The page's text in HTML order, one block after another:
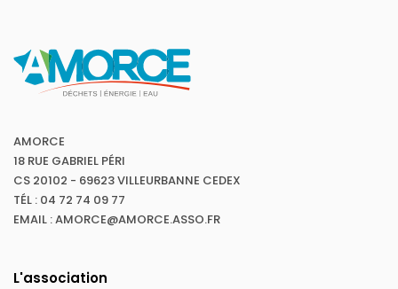
AMORCE
18 RUE GABRIEL PÉRI
CS 20102 - 69623 VILLEURBANNE CEDEX
TÉL : 04 72 74 09 77
EMAIL : AMORCE@AMORCE.ASSO.FR
L'association